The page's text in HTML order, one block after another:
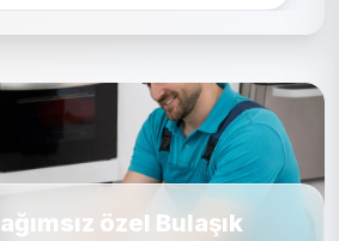
özel Bulaşık